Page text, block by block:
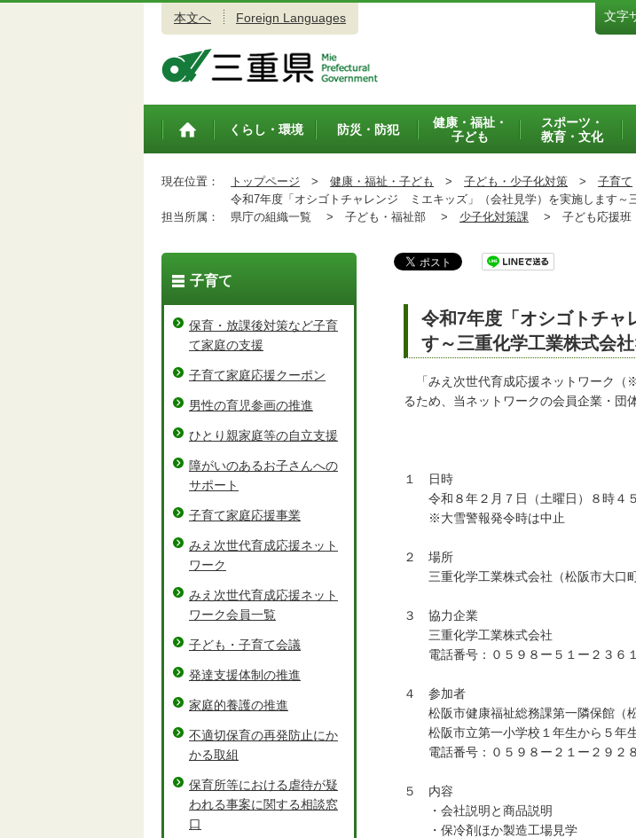
本文へ Foreign Languages 文字
トップペ
くらし・環境 防災・防犯
健康・福祉・
子ども
スポーツ・
教育・文化
現在位置： トップページ > 健康・福祉・子ども > 子ども・少子化対策 > 子育て
令和7年度「オシゴトチャレンジ ミエキッズ」（会社見学）を実施します～
担当所属：
県庁の組織一覧 > 子ども・福祉部 > 少子化対策課 > 子ども応援班
令和7年度「オシゴトチ
す～三重化学工業株式会
「みえ次世代育成応援ネットワーク（
るため、当ネットワークの会員企業・団
１ 日時
令和８年２月７日（土曜日）８時４
※大雪警報発令時は中止
２ 場所
三重化学工業株式会社（松阪市大口町
３ 協力企業
三重化学工業株式会社
電話番号：０５９８ー５１ー２３６１
４ 参加者
松阪市健康福祉総務課第一隣保館（
松阪市立第一小学校１年生から５
電話番号：０５９８ー２１ー２９２８
５ 内容
・会社説明と商品説明
・保冷剤ほか製造工場見学
子育て
保育・放課後対策など子育
て家庭の支援
子育て家庭応援クーポン
男性の育児参画の推進
ひとり親家庭等の自立支援
障がいのあるお子さんへの
サポート
子育て家庭応援事業
みえ次世代育成応援ネット
ワーク
みえ次世代育成応援ネット
ワーク会員一覧
子ども・子育て会議
発達支援体制の推進
家庭的養護の推進
不適切保育の再発防止にか
かる取組
保育所等における虐待が疑
われる事案に関する相談窓
口